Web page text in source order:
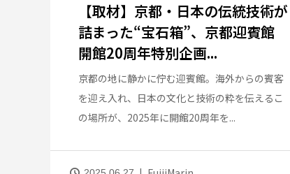
【取材】京都・日本の伝統技術が
詰まった“宝石箱”、京都迎賓館
開館20周年特別企画...
京都の地に静かに佇む迎賓館。海外からの賓客
を迎え入れ、日本の文化と技術の粋を伝えるこ
の場所が、2025年に開館20周年を...